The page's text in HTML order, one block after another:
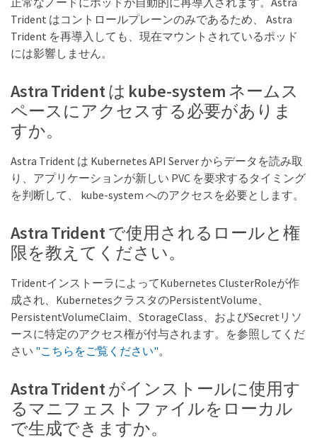
Trident はコントロールプレーンのみであるため、 Astra
Trident を再導入しても、現在マウントされているポッド
には影響しません。
Astra Trident は kube-system ネームス
ペースにアクセスする必要がありま
すか。
Astra Trident は Kubernetes API Server からデータを読み取
り、アプリケーションが新しい PVC を要求するタイミング
を判断して、 kube-system へのアクセスを必要とします。
Astra Trident で使用されるロールと権
限を教えてください。
TridentインストーラによってKubernetes ClusterRoleが作
成され、KubernetesクラスタのPersistentVolume、
PersistentVolumeClaim、StorageClass、およびSecretリソ
ースに特定のアクセス権が付与されます。を参照してくだ
さい "こちらをご覧ください"。
Astra Trident がインストールに使用す
るマニフェストファイルをローカル
で生成できますか。